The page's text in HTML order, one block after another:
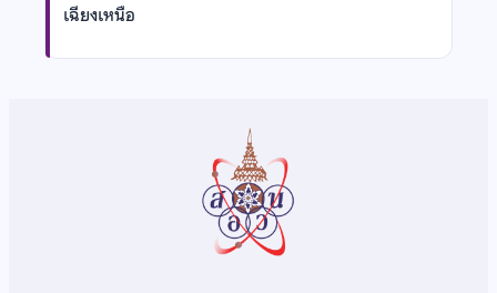
เฉียงเหนือ